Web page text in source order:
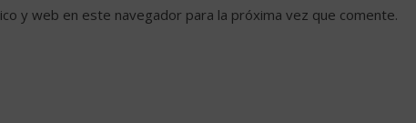
y web en este navegador para la próxima vez que comente.